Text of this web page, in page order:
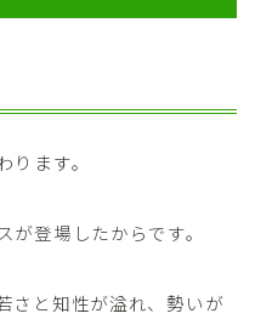
ます。
登場したからです。
さと知性が溢れ、勢いが